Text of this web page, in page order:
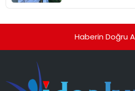
Haberin Doğru